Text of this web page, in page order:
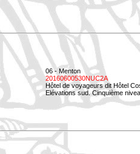
06 - Menton
20160600530NUC2A
Hôtel de voyageurs dit Hôtel
Elévations sud. Cinquième